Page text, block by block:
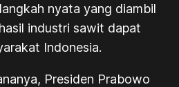
nyata yang diambil
industri sawit dapat
Indonesia.
Presiden Prabowo